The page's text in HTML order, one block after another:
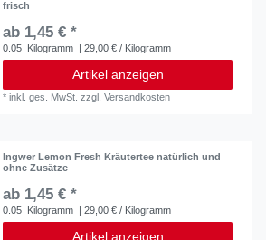
frisch
ab 1,45 € *
0.05 Kilogramm | 29,00 € / Kilogramm
Artikel anzeigen
*inkl. ges. MwSt. zzgl.Versandkosten
Ingwer Lemon Fresh Kräutertee natürlich und
ohne Zusätze
ab 1,45 € *
0.05 Kilogramm | 29,00 € / Kilogramm
Artikel anzeigen